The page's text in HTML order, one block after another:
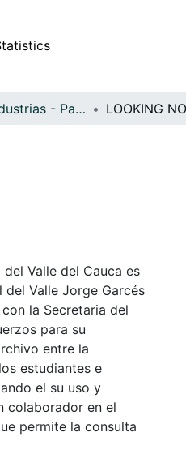
APFFVC - Industrias - Patrimonial
Valle del Cauca es
Valle Jorge Garcés
la Secretaria del
para su
entre la
estudiantes e
el su uso y
colaborador en el
permite la consulta